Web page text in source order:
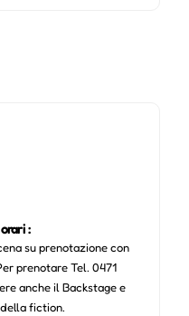
:
su prenotazione con
prenotare Tel. 0471
anche il Backstage e
fiction.